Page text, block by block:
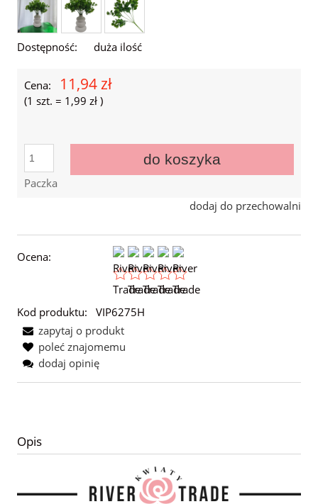
Dostępność: duża ilość
Cena: 11,94 zł
(1 szt. = 1,99 zł )
Paczka
do koszyka
dodaj do przechowalni
Ocena:
Kod produktu:
VIP6275H
zapytaj o produkt
poleć znajomemu
dodaj opinię
Opis